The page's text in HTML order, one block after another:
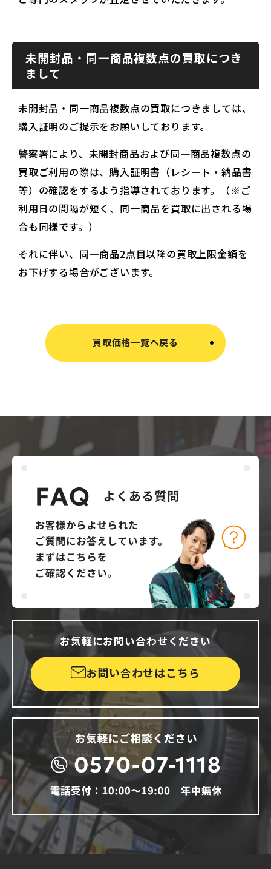
未開封品・同一商品複数点の買取につき
まして
未開封品・同一商品複数点の買取につきましては、
購入証明のご提示をお願いしております。
警察署により、未開封商品および同一商品複数点の
買取ご利用の際は、購入証明書（レシート・納品書
等）の確認をするよう指導されております。（※ご
利用日の間隔が短く、同一商品を買取に出される場
合も同様です。）
それに伴い、同一商品2点目以降の買取上限金額を
お下げする場合がございます。
買取価格一覧へ戻る
お気軽にお問い合わせください
お問い合わせはこちら